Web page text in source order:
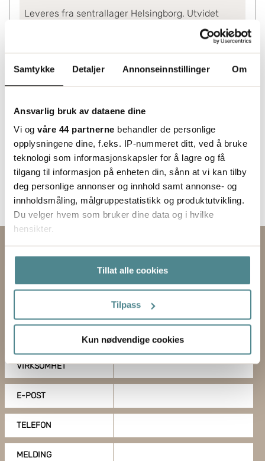
Samtykke Detaljer Annonseinnstillinger Om
Ansvarlig bruk av dataene dine
Vi og våre 44 partnerne behandler de personlige
opplysningene dine, f.eks. IP-nummeret ditt, ved å bruke
teknologi som informasjonskapsler for å lagre og få
tilgang til informasjon på enheten din, sånn at vi kan tilby
deg personlige annonser og innhold samt annonse- og
innholdsmåling, målgruppestatistikk og produktutvikling.
Du velger hvem som bruker dine data og i hvilke
hensikter.
Hvis du gir oss lov, vil vi også gjerne:
Innhente informasjon om den geografiske
beliggenheten din, som kan være nøyaktig innenfor
Identifisere enheten din ved å aktivt skanne den
kan du lese om hvordan dine personlige
data behandles og hvordan du kan velge hvordan de skal
samtykke fra erklæringen om informasjonskapsler.
nettstedet vårt, gir du ditt samtykke til å bruke cookies.
Tillat alle cookies
Tilpass
Kun nødvendige cookies
Leveres fra sentrallager Helsingborg. Utvidet
Kontakt oss via skjemaet
VIRKSOMHET
E-POST
TELEFON
MELDING